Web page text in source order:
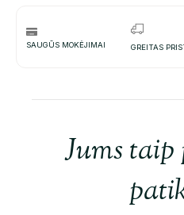
SAUGŪS MOKĖJIMAI GREITAS
Jums